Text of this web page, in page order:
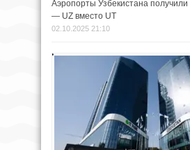
Аэропорты Узбекистана
— UZ вместо UT
02.10.2025 21:10